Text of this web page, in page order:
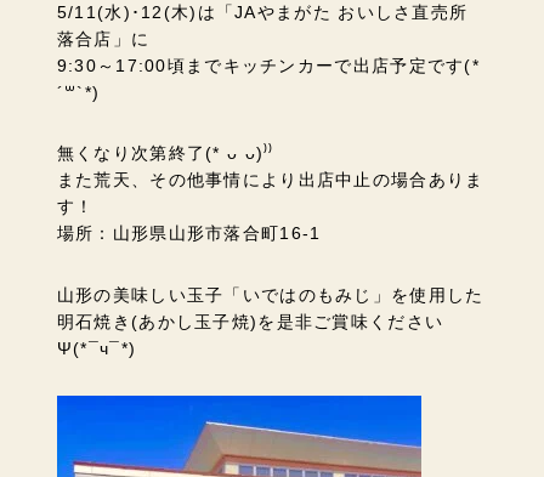
5/11(水)･12(木)は「JAやまがた おいしさ直売所
落合店」に
9:30～17:00頃までキッチンカーで出店予定です(*
´꒳`*)
無くなり次第終了(* ᴗ ᴗ)⁾⁾
また荒天、その他事情により出店中止の場合ありま
す！
場所：山形県山形市落合町16-1
山形の美味しい玉子「いではのもみじ」を使用した
明石焼き(あかし玉子焼)を是非ご賞味ください
Ψ(*¯ч¯*)